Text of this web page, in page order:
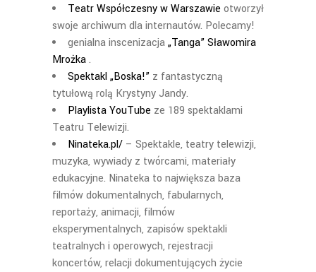
Teatr Współczesny w Warszawie otworzył
swoje archiwum dla internautów. Polecamy!
genialna inscenizacja„Tanga” Sławomira
Mrożka.
Spektakl „Boska!” z fantastyczną
tytułową rolą Krystyny Jandy.
Playlista YouTube ze 189 spektaklami
Teatru Telewizji.
Ninateka.pl/ – Spektakle, teatry telewizji,
muzyka, wywiady z twórcami, materiały
edukacyjne. Ninateka to największa baza
filmów dokumentalnych, fabularnych,
reportaży, animacji, filmów
eksperymentalnych, zapisów spektakli
teatralnych i operowych, rejestracji
koncertów, relacji dokumentujących życie